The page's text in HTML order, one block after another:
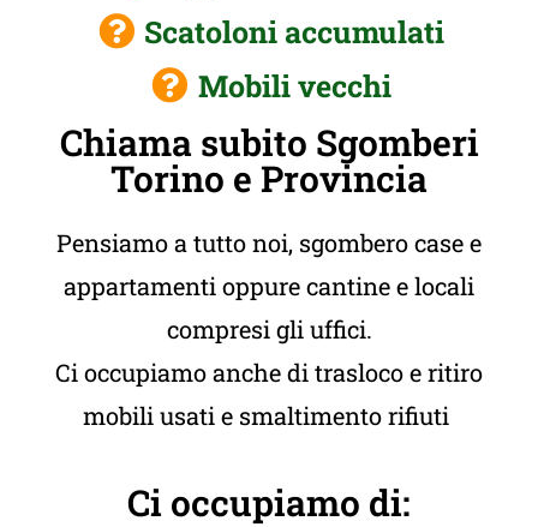
Scatoloni accumulati
Mobili vecchi
Chiama subito Sgomberi
Torino e Provincia
Pensiamo a tutto noi, sgombero case e
appartamenti oppure cantine e locali
compresi gli uffici.
Ci occupiamo anche di trasloco e ritiro
mobili usati e smaltimento rifiuti
Ci occupiamo di: